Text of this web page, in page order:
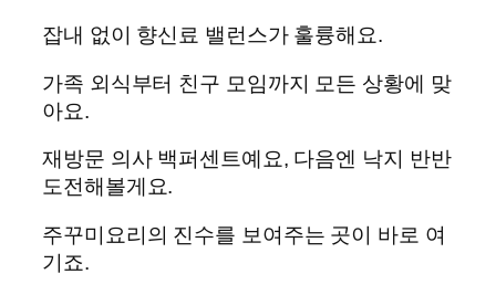
잡내 없이 향신료 밸런스가 훌륭해요.
가족 외식부터 친구 모임까지 모든 상황에 맞
아요.
재방문 의사 백퍼센트예요, 다음엔 낙지 반반
도전해볼게요.
주꾸미요리의 진수를 보여주는 곳이 바로 여
기죠.